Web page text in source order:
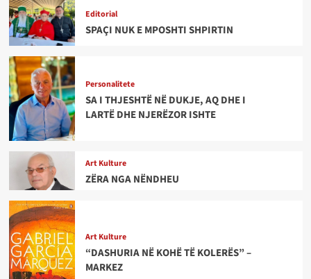
Editorial
SPAÇI NUK E MPOSHTI SHPIRTIN
Personalitete
SA I THJESHTË NË DUKJE, AQ DHE I
LARTË DHE NJERËZOR ISHTE
Art Kulture
ZËRA NGA NËNDHEU
Art Kulture
“DASHURIA NË KOHË TË KOLERËS” –
MARKEZ